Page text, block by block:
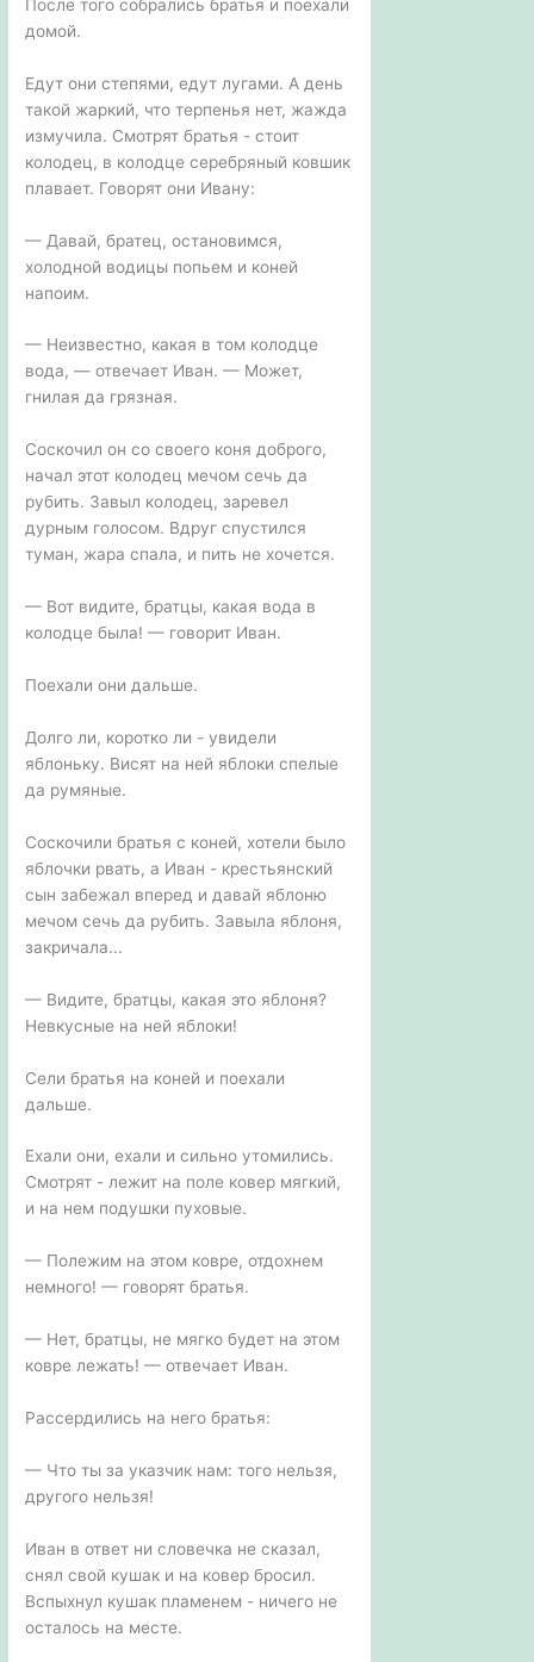
После того собрались братья и поехали
домой.
Едут они степями, едут лугами. А день
такой жаркий, что терпенья нет, жажда
измучила. Смотрят братья - стоит
колодец, в колодце серебряный ковшик
плавает. Говорят они Ивану:
— Давай, братец, остановимся,
холодной водицы попьем и коней
напоим.
— Неизвестно, какая в том колодце
вода, — отвечает Иван. — Может,
гнилая да грязная.
Соскочил он со своего коня доброго,
начал этот колодец мечом сечь да
рубить. Завыл колодец, заревел
дурным голосом. Вдруг спустился
туман, жара спала, и пить не хочется.
— Вот видите, братцы, какая вода в
колодце была! — говорит Иван.
Поехали они дальше.
Долго ли, коротко ли - увидели
яблоньку. Висят на ней яблоки спелые
да румяные.
Соскочили братья с коней, хотели было
яблочки рвать, а Иван - крестьянский
сын забежал вперед и давай яблоню
мечом сечь да рубить. Завыла яблоня,
закричала...
— Видите, братцы, какая это яблоня?
Невкусные на ней яблоки!
Сели братья на коней и поехали
дальше.
Ехали они, ехали и сильно утомились.
Смотрят - лежит на поле ковер мягкий,
и на нем подушки пуховые.
— Полежим на этом ковре, отдохнем
немного! — говорят братья.
— Нет, братцы, не мягко будет на этом
ковре лежать! — отвечает Иван.
Рассердились на него братья:
— Что ты за указчик нам: того нельзя,
другого нельзя!
Иван в ответ ни словечка не сказал,
снял свой кушак и на ковер бросил.
Вспыхнул кушак пламенем - ничего не
осталось на месте.